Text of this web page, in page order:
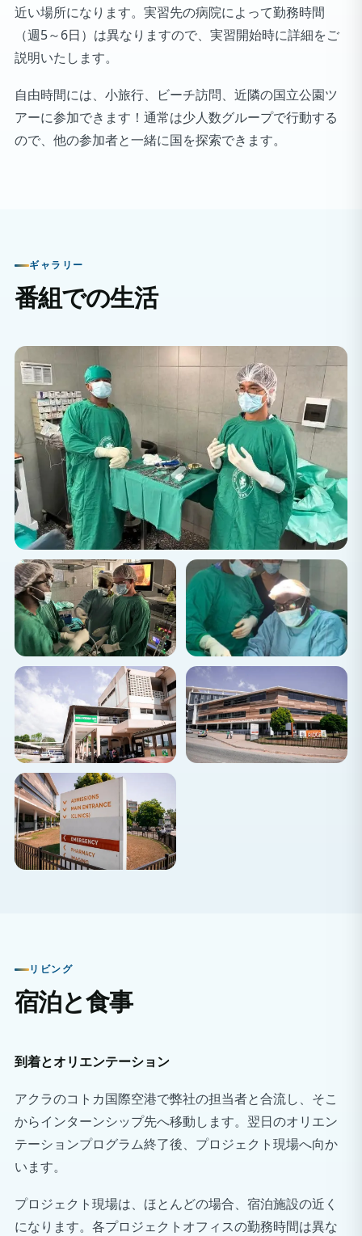
近い場所になります。実習先の病院によって勤務時間
（週5～6日）は異なりますので、実習開始時に詳細をご
説明いたします。
自由時間には、小旅行、ビーチ訪問、近隣の国立公園ツ
アーに参加できます！通常は少人数グループで行動する
ので、他の参加者と一緒に国を探索できます。
ギャラリー
番組での生活
リビング
宿泊と食事
到着とオリエンテーション
アクラのコトカ国際空港で弊社の担当者と合流し、そこ
からインターンシップ先へ移動します。翌日のオリエン
テーションプログラム終了後、プロジェクト現場へ向か
います。
プロジェクト現場は、ほとんどの場合、宿泊施設の近く
になります。各プロジェクトオフィスの勤務時間は異な